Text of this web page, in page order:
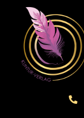
springen